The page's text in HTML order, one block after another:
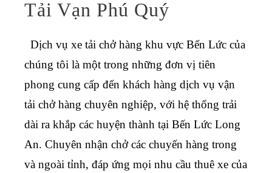
Tải Vạn Phú Quý
Dịch vụ xe tải chở hàng khu vực Bến Lức của
chúng tôi là một trong những đơn vị tiên
phong cung cấp đến khách hàng dịch vụ vận
tải chở hàng chuyên nghiệp, với hệ thống trải
dài ra khắp các huyện thành tại Bến Lức Long
An. Chuyên nhận chở các chuyến hàng trong
và ngoài tỉnh, đáp ứng mọi nhu cầu thuê xe của